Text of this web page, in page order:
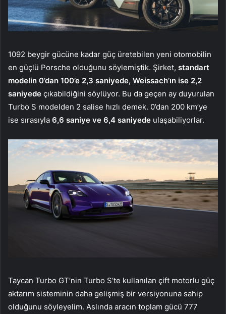
1092 beygir gücüne kadar güç üretebilen yeni otomobilin
en güçlü Porsche olduğunu söylemiştik. Şirket, standart
modelin 0’dan 100’e 2,3 saniyede, Weissach’ın ise 2,2
saniyede çıkabildiğini söylüyor. Bu da geçen ay duyurulan
Turbo S modelden 2 salise hızlı demek. 0’dan 200 km’ye
ise sırasıyla 6,6 saniye ve 6,4 saniyede ulaşabiliyorlar.
Taycan Turbo GT’nin Turbo S’te kullanılan çift motorlu güç
aktarım sisteminin daha gelişmiş bir versiyonuna sahip
olduğunu söyleyelim. Aslında aracın toplam gücü 777